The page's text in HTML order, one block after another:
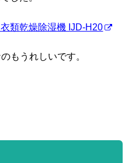
類乾燥除湿機 IJD-H20
もうれしいです。